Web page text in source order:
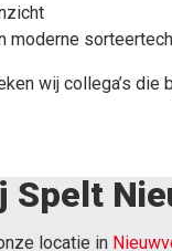
moderne
wij collega’s die
Spelt
locatie in